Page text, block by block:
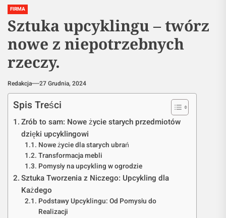
FIRMA
Sztuka upcyklingu – twórz
nowe z niepotrzebnych
rzeczy.
Redakcja 27 Grudnia, 2024
Spis Treści
Zrób to sam: Nowe życie starych przedmiotów
dzięki upcyklingowi
Nowe życie dla starych ubrań
Transformacja mebli
Pomysły na upcykling w ogrodzie
Sztuka Tworzenia z Niczego: Upcykling dla
Każdego
Podstawy Upcyklingu: Od Pomysłu do
Realizacji